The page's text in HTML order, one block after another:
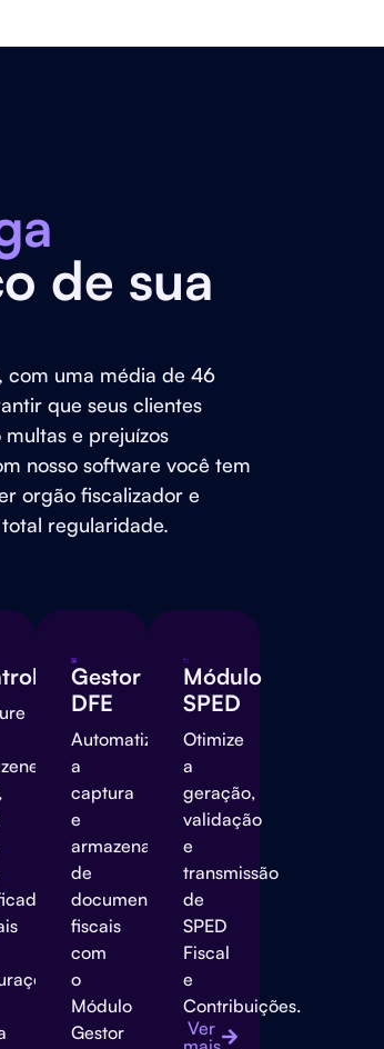
de sua
com uma média de 46
que seus clientes
e prejuízos
nosso software você tem
orgão fiscalizador e
regularidade.
Gestor
DFE
Automatize
a
captura
e
armazenamento
de
documentos
fiscais
com
o
Módulo
Gestor
Módulo
SPED
Otimize
a
geração,
validação
e
transmissão
de
SPED
Fiscal
e
Contribuições.
Ver